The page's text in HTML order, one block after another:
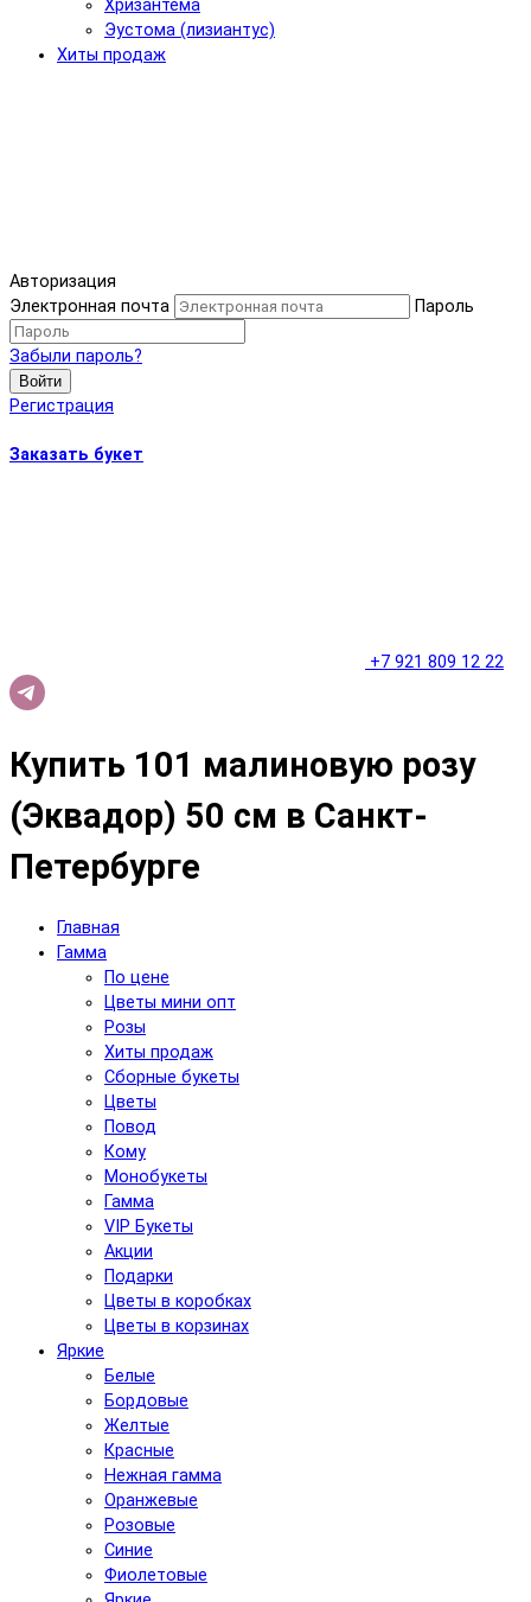
Хризантема
Эустома (лизиантус)
Хиты продаж
Авторизация
Электронная почта
Пароль
Забыли пароль?
Войти
Регистрация
Заказать букет
+7 921 809 12 22
Купить 101 малиновую розу
(Эквадор) 50 см в Санкт-
Петербурге
Главная
Гамма
По цене
Цветы мини опт
Розы
Хиты продаж
Сборные букеты
Цветы
Повод
Кому
Монобукеты
Гамма
VIP Букеты
Акции
Подарки
Цветы в коробках
Цветы в корзинах
Яркие
Белые
Бордовые
Желтые
Красные
Нежная гамма
Оранжевые
Розовые
Синие
Фиолетовые